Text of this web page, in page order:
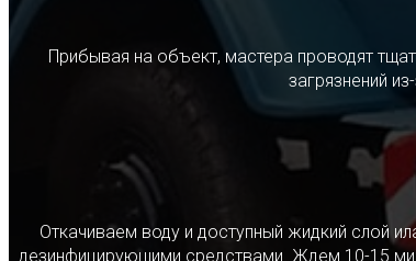
Прибывая на объект, мастера проводят
загрязнений
Откачиваем воду и доступный жидкий слой
дезинфицирующими средствами. Ждем 10-15